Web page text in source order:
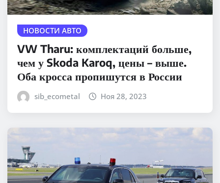
НОВОСТИ АВТО
VW Tharu: комплектаций больше,
чем у Skoda Karoq, цены – выше.
Оба кросса пропишутся в России
sib_ecometal Ноя 28, 2023